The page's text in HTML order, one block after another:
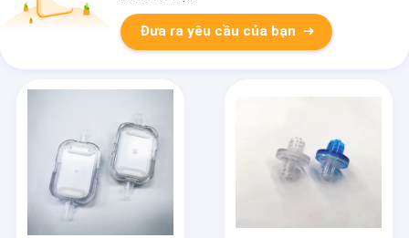
Đưa ra yêu cầu của bạn